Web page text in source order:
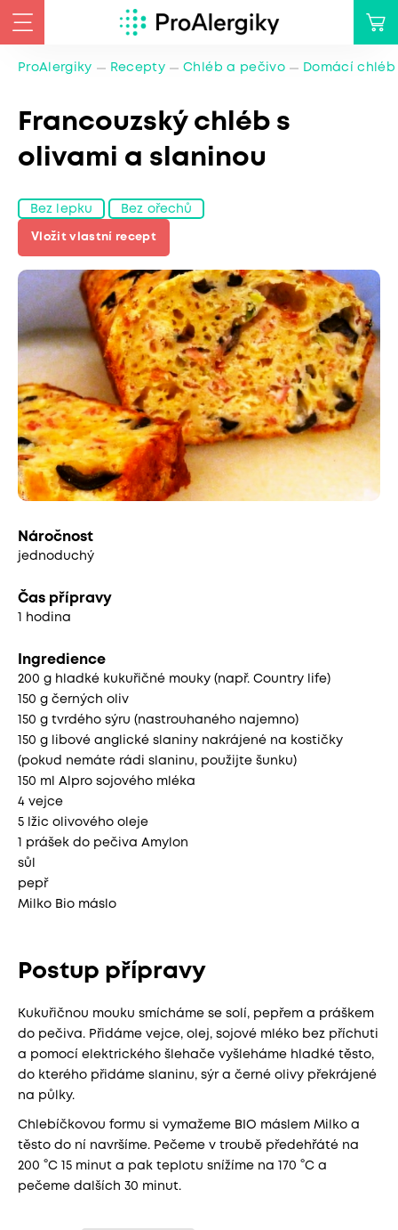
ProAlergiky Recepty Chléb a pečivo Domácí chléb
Francouzský chléb s
olivami a slaninou
Bez lepku Bez ořechů
Vložit vlastní recept
Náročnost
jednoduchý
Čas přípravy
1 hodina
Ingredience
200 g hladké kukuřičné mouky (např. Country life)
150 g černých oliv
150 g tvrdého sýru (nastrouhaného najemno)
150 g libové anglické slaniny nakrájené na kostičky
(pokud nemáte rádi slaninu, použijte šunku)
150 ml Alpro sojového mléka
4 vejce
5 lžic olivového oleje
1 prášek do pečiva Amylon
sůl
pepř
Milko Bio máslo
Postup přípravy
Kukuřičnou mouku smícháme se solí, pepřem a práškem
do pečiva. Přidáme vejce, olej, sojové mléko bez příchuti
a pomocí elektrického šlehače vyšleháme hladké těsto,
do kterého přidáme slaninu, sýr a černé olivy překrájené
na půlky.
Chlebíčkovou formu si vymažeme BIO máslem Milko a
těsto do ní navršíme. Pečeme v troubě předehřáté na
200 °C 15 minut a pak teplotu snížíme na 170 °C a
pečeme dalších 30 minut.